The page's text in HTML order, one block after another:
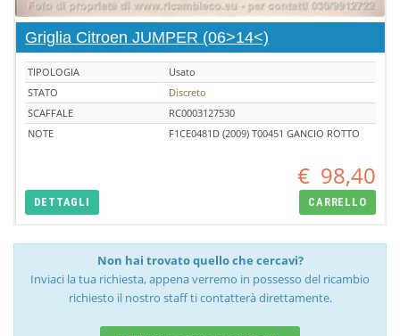
Griglia Citroen JUMPER (06>14<)
TIPOLOGIA
Usato
STATO
Discreto
SCAFFALE
RC0003127530
NOTE
F1CE0481D (2009) T00451 GANCIO ROTTO
€ 98,40
DETTAGLI CARRELLO
Non hai trovato quello che cercavi?
Inviaci la tua richiesta, appena verremo in possesso del ricambio
richiesto il nostro staff ti contatterà direttamente.